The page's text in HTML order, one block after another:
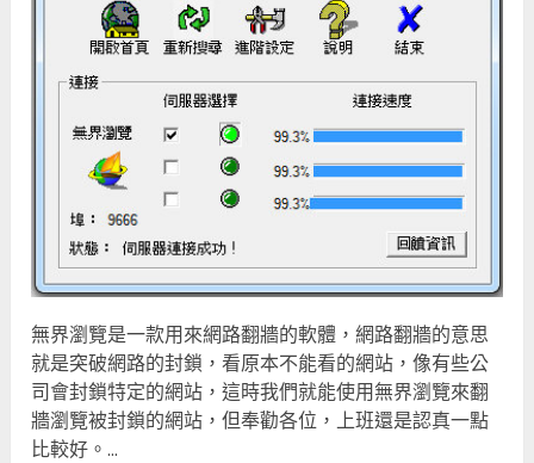
無界瀏覽是一款用來網路翻牆的軟體，網路翻牆的意思
就是突破網路的封鎖，看原本不能看的網站，像有些公
司會封鎖特定的網站，這時我們就能使用無界瀏覽來翻
牆瀏覽被封鎖的網站，但奉勸各位，上班還是認真一點
比較好。...